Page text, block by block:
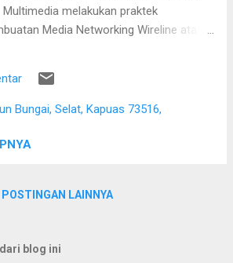
Multimedia melakukan praktek
Media Networking Wireline atau
Bungai, Selat, Kapuas 73516,
POSTINGAN LAINNYA
blog ini